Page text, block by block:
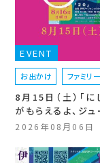
EVENT
お出かけ ファミリ
8月15日（土）「
がもらえるよ、ジ
2026年08月06日